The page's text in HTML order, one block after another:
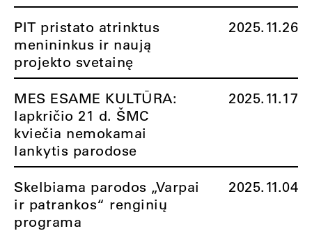
PIT pristato atrinktus
menininkus ir naują
projekto svetainę
2025.11.26
MES ESAME KULTŪRA:
lapkričio 21 d. ŠMC
kviečia nemokamai
lankytis parodose
2025.11.17
Skelbiama parodos „Varpai
ir patrankos“ renginių
programa
2025.11.04